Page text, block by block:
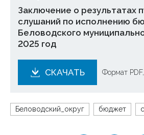
Заключение о результатах
слушаний по исполнению
Беловодского
2025 год
СКАЧАТЬ Формат
Беловодский_округ бюджет